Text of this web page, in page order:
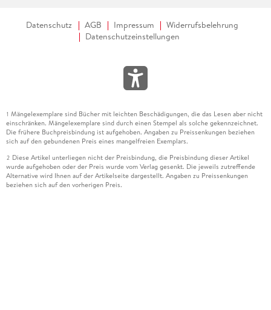
Datenschutz AGB Impressum
Widerrufsbelehrung
Datenschutzeinstellungen
1 Mängelexemplare sind Bücher mit leichten Beschädigungen, die das Lesen aber nicht
einschränken. Mängelexemplare sind durch einen Stempel als solche gekennzeichnet.
Die frühere Buchpreisbindung ist aufgehoben. Angaben zu Preissenkungen beziehen
sich auf den gebundenen Preis eines mangelfreien Exemplars.
2 Diese Artikel unterliegen nicht der Preisbindung, die Preisbindung dieser Artikel
wurde aufgehoben oder der Preis wurde vom Verlag gesenkt. Die jeweils zutreffende
Alternative wird Ihnen auf der Artikelseite dargestellt. Angaben zu Preissenkungen
beziehen sich auf den vorherigen Preis.